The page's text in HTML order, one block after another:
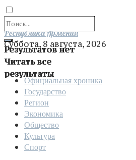
Результатов нет
Читать все
результаты
Отправить
Республика Армения
Суббота, 8 августа, 2026
Официальная хроника
Государство
Регион
Экономика
Общество
Культура
Спорт